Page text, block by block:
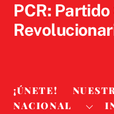
PCR:
¡ÚNETE!
NACIONAL